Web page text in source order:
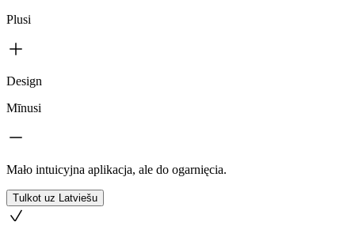
Plusi
Design
Mīnusi
Mało intuicyjna aplikacja, ale do ogarnięcia.
Tulkot uz Latviešu